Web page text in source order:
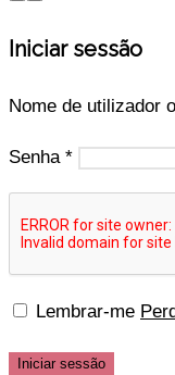
Iniciar sessão
Nome de utilizador
Senha *
Lembrar-me
Iniciar sessão